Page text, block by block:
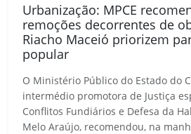
Urbanização: MPCE
remoções decorrentes de
Riacho Maceió priorizem
popular
O Ministério Público do Estado do
intermédio promotora de Justiça
Conflitos Fundiários e Defesa da
Melo Araújo, recomendou, na